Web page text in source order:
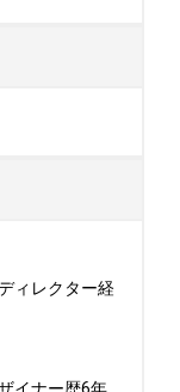
ィレクター経